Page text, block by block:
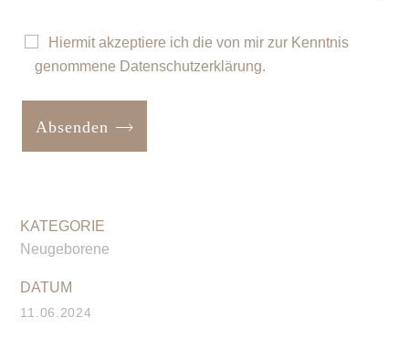
Hiermit akzeptiere ich die von mir zur Kenntnis
genommene Datenschutzerklärung.
Absenden
Neugeborene
11.06.2024